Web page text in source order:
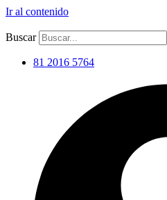
Ir al contenido
Buscar
81 2016 5764